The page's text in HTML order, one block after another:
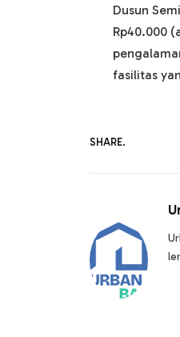
Dusun
Rp40.000
fasilitas
SHARE.